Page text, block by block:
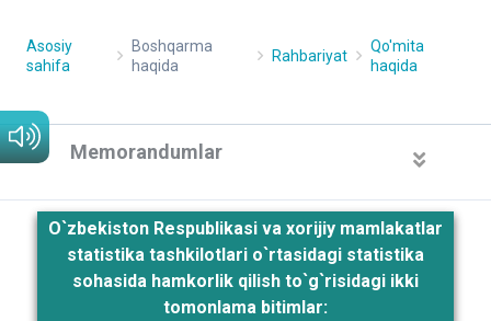
Asosiy
sahifa
Boshqarma
haqida
Rahbariyat
Qo'mita
haqida
Memorandumlar
O`zbekiston Respublikasi va xorijiy mamlakatlar
statistika tashkilotlari o`rtasidagi statistika
sohasida hamkorlik qilish to`g`risidagi ikki
tomonlama bitimlar: